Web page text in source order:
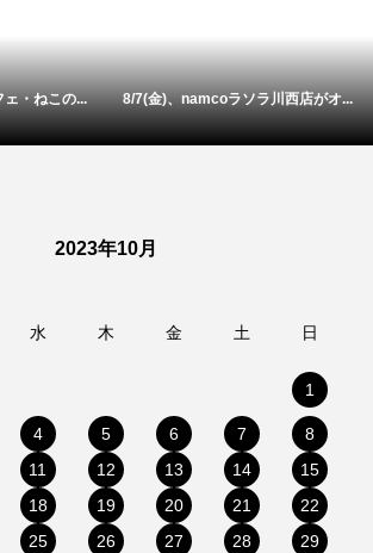
・ねこの... 8/7(金)、namcoラソラ川西店がオ...
2023年10月
水 木 金 土 日
1
4 5 6 7
8
11 12 13 14
15
18 19 20 21
22
25 26 27 28 29